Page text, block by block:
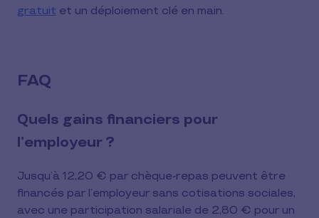
gratuit et un déploiement clé en main.
FAQ
Quels gains financiers pour
l’employeur ?
Jusqu’à 12,20 € par chèque-repas peuvent être
financés par l’employeur sans cotisations sociales,
avec une participation salariale de 2,80 € pour un